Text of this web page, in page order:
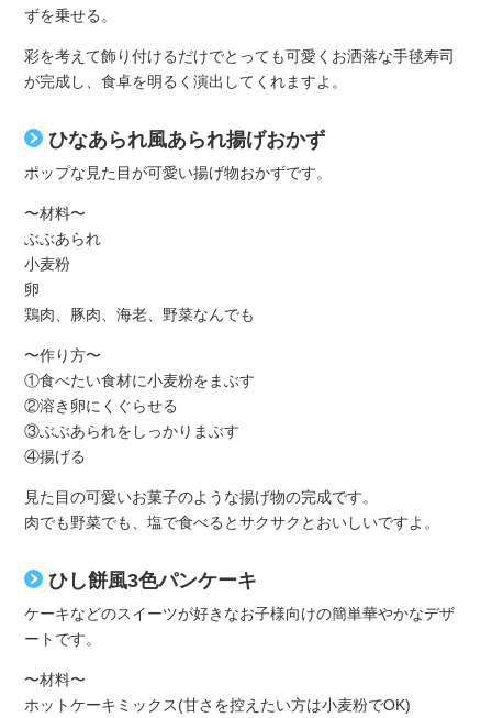
ずを乗せる。
彩を考えて飾り付けるだけでとっても可愛くお洒落な手毬寿司
が完成し、食卓を明るく演出してくれますよ。
ひなあられ風あられ揚げおかず
ポップな見た目が可愛い揚げ物おかずです。
〜材料〜
ぶぶあられ
小麦粉
卵
鶏肉、豚肉、海老、野菜なんでも
〜作り方〜
①食べたい食材に小麦粉をまぶす
②溶き卵にくぐらせる
③ぶぶあられをしっかりまぶす
④揚げる
見た目の可愛いお菓子のような揚げ物の完成です。
肉でも野菜でも、塩で食べるとサクサクとおいしいですよ。
ひし餅風3色パンケーキ
ケーキなどのスイーツが好きなお子様向けの簡単華やかなデザ
ートです。
〜材料〜
ホットケーキミックス(甘さを控えたい方は小麦粉でOK)